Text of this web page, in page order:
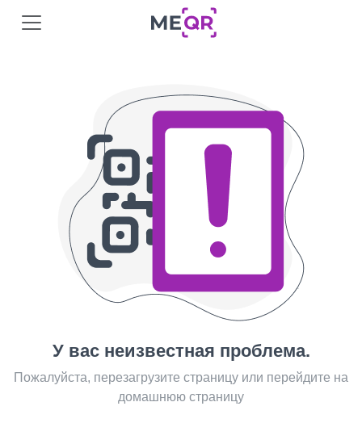
У вас неизвестная проблема.
Пожалуйста, перезагрузите страницу или перейдите на
домашнюю страницу